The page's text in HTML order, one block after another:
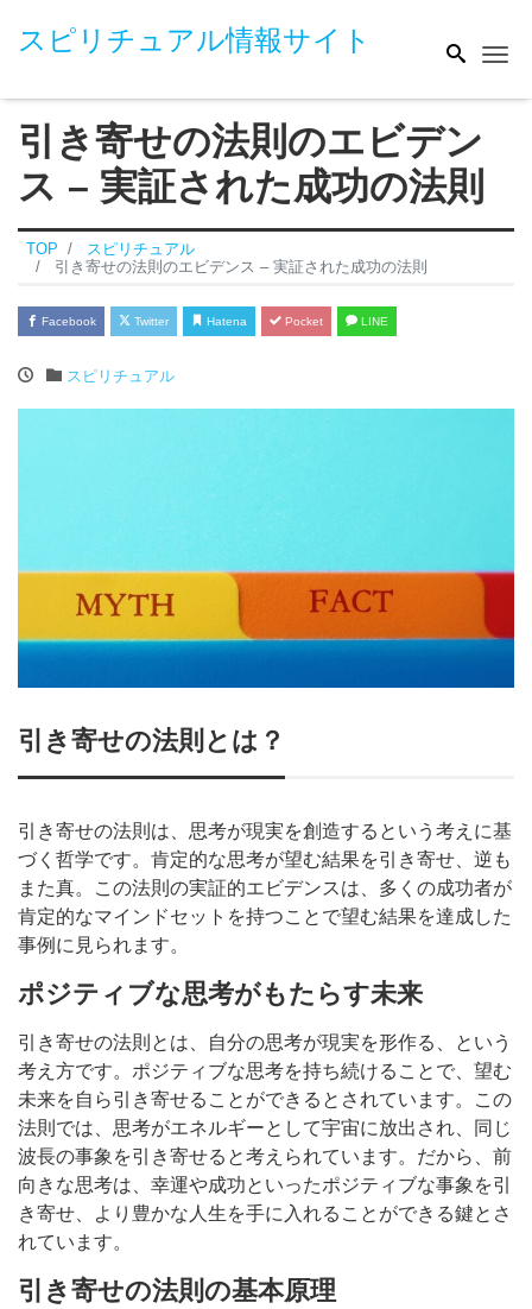
スピリチュアル情報サイト
引き寄せの法則のエビデン
ス – 実証された成功の法則
TOP
スピリチュアル
引き寄せの法則のエビデンス – 実証された成功の法則
Facebook Twitter Hatena Pocket LINE
スピリチュアル
引き寄せの法則とは？
引き寄せの法則は、思考が現実を創造するという考えに基
づく哲学です。肯定的な思考が望む結果を引き寄せ、逆も
また真。この法則の実証的エビデンスは、多くの成功者が
肯定的なマインドセットを持つことで望む結果を達成した
事例に見られます。
ポジティブな思考がもたらす未来
引き寄せの法則とは、自分の思考が現実を形作る、という
考え方です。ポジティブな思考を持ち続けることで、望む
未来を自ら引き寄せることができるとされています。この
法則では、思考がエネルギーとして宇宙に放出され、同じ
波長の事象を引き寄せると考えられています。だから、前
向きな思考は、幸運や成功といったポジティブな事象を引
き寄せ、より豊かな人生を手に入れることができる鍵とさ
れています。
引き寄せの法則の基本原理